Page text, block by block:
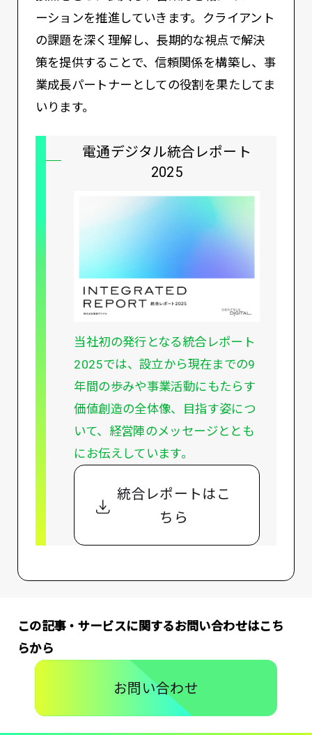
ーションを推進していきます。クライアント
の課題を深く理解し、長期的な視点で解決
策を提供することで、信頼関係を構築し、事
業成長パートナーとしての役割を果たしてま
いります。
電通デジタル統合レポート
2025
当社初の発行となる統合レポート
2025では、設立から現在までの9
年間の歩みや事業活動にもたらす
価値創造の全体像、目指す姿につ
いて、経営陣のメッセージととも
にお伝えしています。
統合レポートはこ
ちら
この記事・サービスに関するお問い合わせはこち
らから
お問い合わせ